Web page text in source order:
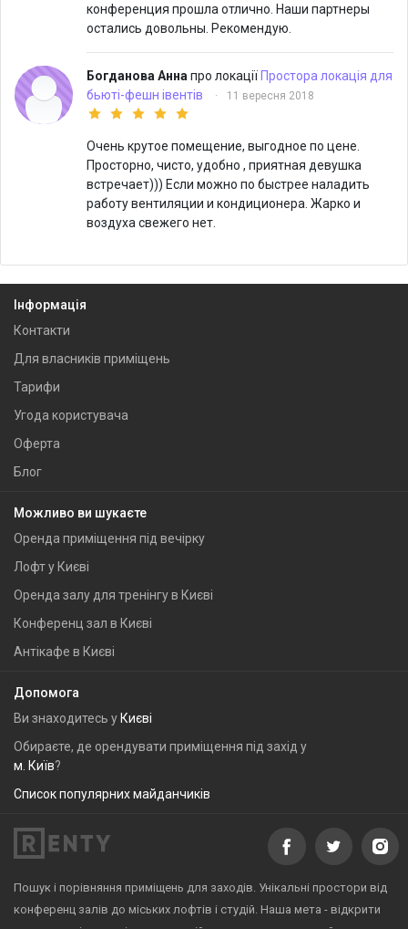
конференция прошла отлично. Наши партнеры
остались довольны. Рекомендую.
Богданова Анна про локаціїПростора локація для
бьюті-фешн івентів
· 11 вересня 2018
Очень крутое помещение, выгодное по цене.
Просторно, чисто, удобно , приятная девушка
встречает))) Если можно по быстрее наладить
работу вентиляции и кондиционера. Жарко и
воздуха свежего нет.
Інформація
Контакти
Для власників приміщень
Тарифи
Угода користувача
Оферта
Блог
Можливо ви шукаєте
Оренда приміщення під вечірку
Лофт у Києві
Оренда залу для тренінгу в Києві
Конференц зал в Києві
Антікафе в Києві
Допомога
Ви знаходитесь у Києві
Обираєте, де орендувати приміщення під захід у
м. Київ?
Список популярних майданчиків
Пошук і порівняння приміщень для заходів. Унікальні простори від
конференц залів до міських лофтів і студій. Наша мета - відкрити